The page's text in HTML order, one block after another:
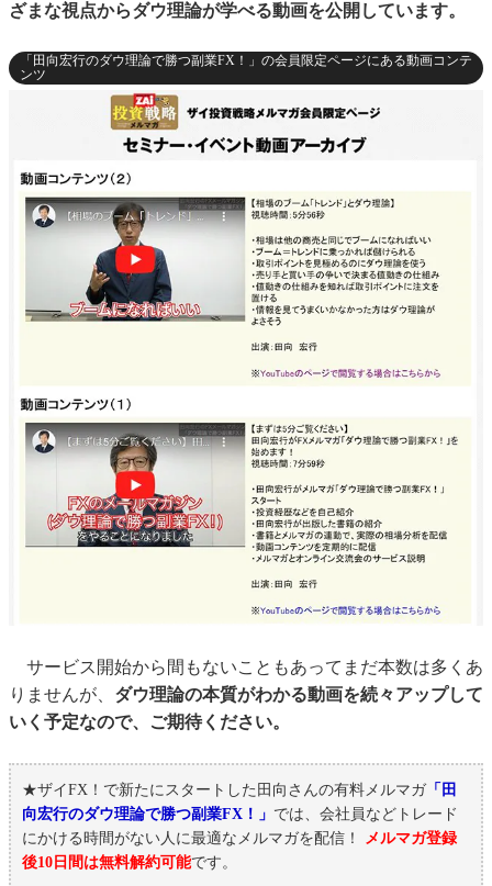
ざまな視点からダウ理論が学べる動画を公開しています。
「田向宏行のダウ理論で勝つ副業FX！」の会員限定ページにある動画コンテ
ンツ
サービス開始から間もないこともあってまだ本数は多くあ
りませんが、 ダウ理論の本質がわかる動画を続々アップして
いく予定なので、ご期待ください。
★ザイFX！で新たにスタートした田向さんの有料メルマガ「田
向宏行のダウ理論で勝つ副業FX！」 では、会社員などトレード
にかける時間がない人に最適なメルマガを配信！ メルマガ登録
後10日間は無料解約可能です。